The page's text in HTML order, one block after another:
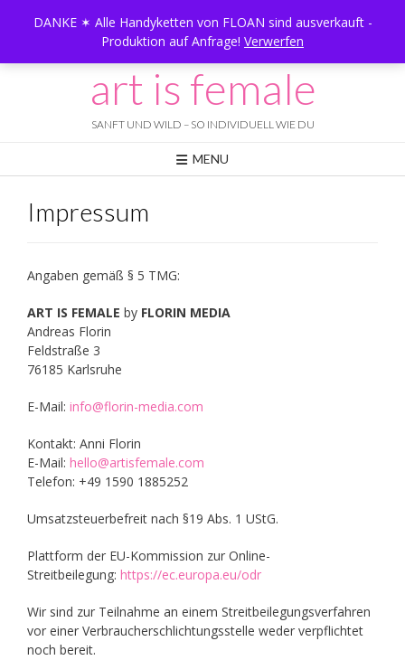
DANKE ✶ Alle Handyketten von FLOAN sind ausverkauft -
Produktion auf Anfrage! Verwerfen
art is female
SANFT UND WILD – SO INDIVIDUELL WIE DU
MENU
Impressum
Angaben gemäß § 5 TMG:
ART IS FEMALE by FLORIN MEDIA
Andreas Florin
Feldstraße 3
76185 Karlsruhe
E-Mail: info@florin-media.com
Kontakt: Anni Florin
E-Mail: hello@artisfemale.com
Telefon: +49 1590 1885252
Umsatzsteuerbefreit nach §19 Abs. 1 UStG.
Plattform der EU-Kommission zur Online-
Streitbeilegung: https://ec.europa.eu/odr
Wir sind zur Teilnahme an einem Streitbeilegungsverfahren
vor einer Verbraucherschlichtungsstelle weder verpflichtet
noch bereit.